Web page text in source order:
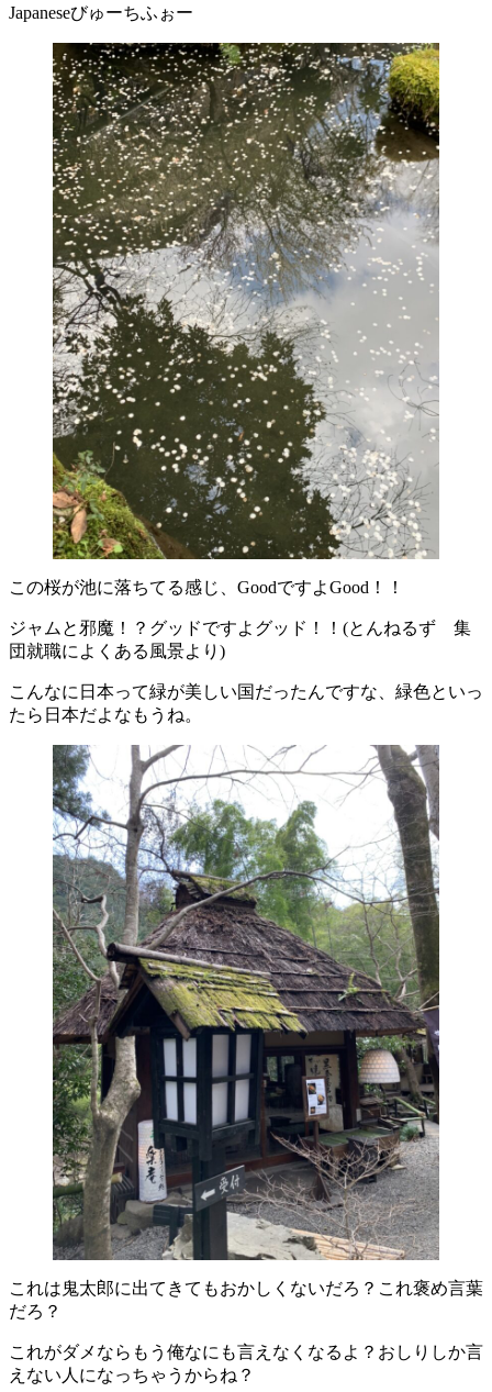
Japaneseびゅーちふぉー
この桜が池に落ちてる感じ、GoodですよGood！！
ジャムと邪魔！？グッドですよグッド！！(とんねるず 集
団就職によくある風景より)
こんなに日本って緑が美しい国だったんですな、緑色といっ
たら日本だよなもうね。
これは鬼太郎に出てきてもおかしくないだろ？これ褒め言葉
だろ？
これがダメならもう俺なにも言えなくなるよ？おしりしか言
えない人になっちゃうからね？